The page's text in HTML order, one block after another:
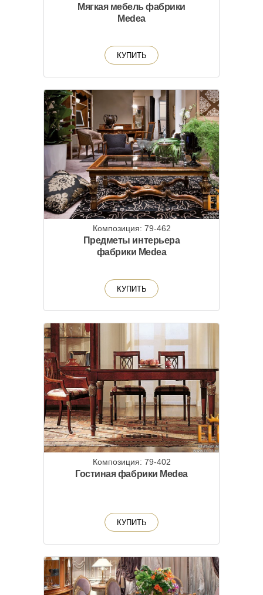
Мягкая мебель фабрики
Medea
КУПИТЬ
Композиция: 79-462
Предметы интерьера
фабрики Medea
КУПИТЬ
Композиция: 79-402
Гостиная фабрики Medea
КУПИТЬ